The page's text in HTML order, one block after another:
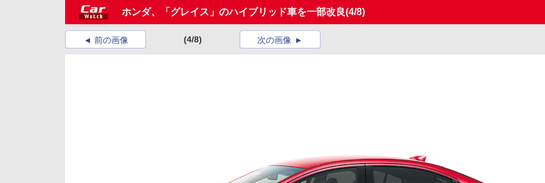
ホンダ、「グレイス」のハイブリッド車を一部改良(4/8)
前の画像 (4/8) 次の画像